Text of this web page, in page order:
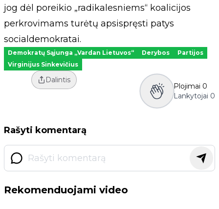
jog dėl poreikio „radikalesniems“ koalicijos
perkrovimams turėtų apsispręsti patys
socialdemokratai.
Demokratų Sąjunga „Vardan Lietuvos“ Derybos
Partijos
Virginijus Sinkevičius
Dalintis
Plojimai 0
Lankytojai 0
Rašyti komentarą
Rekomenduojami video